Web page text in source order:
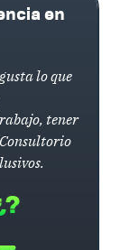
en
lo que
tener